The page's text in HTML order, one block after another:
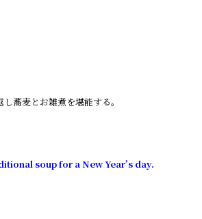
蕎麦とお雑煮を堪能する。
soup for a New Year’s day.